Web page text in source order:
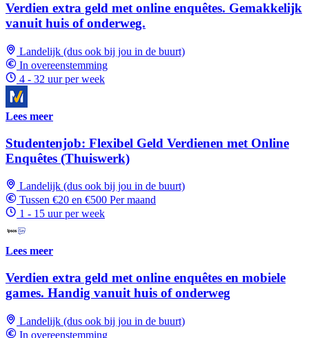
Verdien extra geld met online enquêtes. Gemakkelijk
vanuit huis of onderweg.
Landelijk (dus ook bij jou in de buurt)
In overeenstemming
4 - 32 uur per week
Lees meer
Studentenjob: Flexibel Geld Verdienen met Online
Enquêtes (Thuiswerk)
Landelijk (dus ook bij jou in de buurt)
Tussen €20 en €500 Per maand
1 - 15 uur per week
Lees meer
Verdien extra geld met online enquêtes en mobiele
games. Handig vanuit huis of onderweg
Landelijk (dus ook bij jou in de buurt)
In overeenstemming